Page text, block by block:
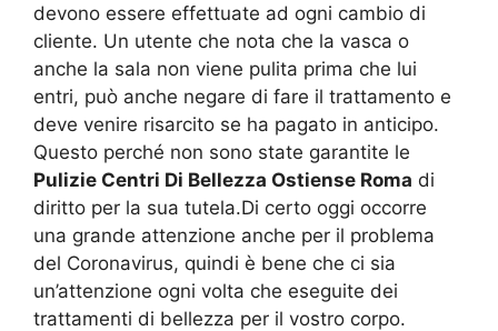
devono essere effettuate ad ogni cambio di
cliente. Un utente che nota che la vasca o
anche la sala non viene pulita prima che lui
entri, può anche negare di fare il trattamento e
deve venire risarcito se ha pagato in anticipo.
Questo perché non sono state garantite le
Pulizie Centri Di Bellezza Ostiense Roma di
diritto per la sua tutela.Di certo oggi occorre
una grande attenzione anche per il problema
del Coronavirus, quindi è bene che ci sia
un’attenzione ogni volta che eseguite dei
trattamenti di bellezza per il vostro corpo.